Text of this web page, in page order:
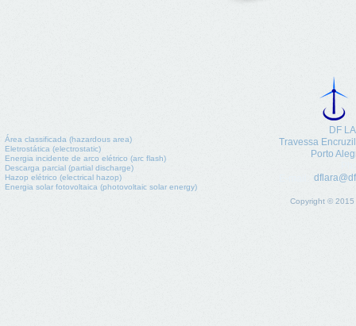
Área classificada (hazardous area)
Eletrostática (electrostatic)
Energia incidente de arco elétrico (arc flash)
Descarga parcial (partial discharge)
Hazop elétrico (electrical hazop)
Energia solar fotovoltaica (photovoltaic solar energy)
Copyright © 2015
DF
​Travessa
Porto